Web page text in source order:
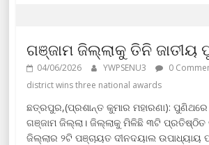
ଗଞ୍ଜାମ ଜିଲ୍ଲାକୁ ତିନି ଜାତୀୟ
04/06/2026 YWPSENU3 0
district wins three national awards
ଛତ୍ରପୁର,(ପ୍ରଶାନ୍ତ କୁମାର ମହାରଣା):
ଗଞ୍ଜାମ ଜିଲ୍ଲା। ଜିଲ୍ଲାକୁ ମିଳିଛି ୩ଟି ପ୍ରତିଷ୍ଠିତ
ଜିଲ୍ଲାର ୨ଟି ପଞ୍ଚାୟତ ଦୀନଦୟାଲ ଉପାଧ୍ୟାୟ